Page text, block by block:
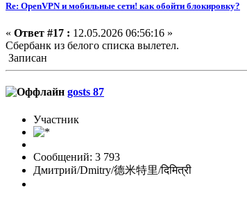
Re: OpenVPN и мобильные сети! как обойти блокировку?
« Ответ #17 : 12.05.2026 06:56:16 »
Сбербанк из белого списка вылетел.
Записан
gosts 87
Участник
Сообщений: 3 793
Дмитрий/Dmitry/德米特里/दिमित्री